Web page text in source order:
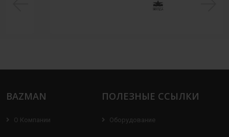
BAZMAN
О Компании
ПОЛЕЗНЫЕ ССЫЛКИ
Оборудование